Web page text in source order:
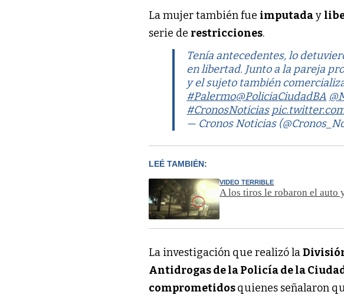
La mujer también fue imputaday
serie de restricciones.
Tenía antecedentes, lo
en libertad. Junto a la pareja
y el sujeto también
#Palermo@PoliciaCiudadBA
#CronosNoticias
— Cronos Noticias
LEÉ TAMBIÉN:
VIDEO TERRIBLE
A los tiros le robaron el auto
La investigación que realizó la
Antidrogas de la Policía de la
comprometidosquienes señalaron